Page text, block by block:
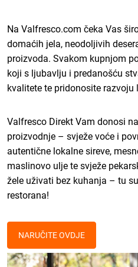
Na Valfresco.com čeka Vas
domaćih jela, neodoljivih
proizvoda. Svakom kupnjom
koji s ljubavlju i predanošću
kvalitete te pridonosite razvoju
Valfresco Direkt Vam donosi
proizvodnje – svježe voće i
autentične lokalne sireve,
maslinovo ulje te svježe
žele uživati bez kuhanja – tu
restorana!
NARUČITE OVDJE